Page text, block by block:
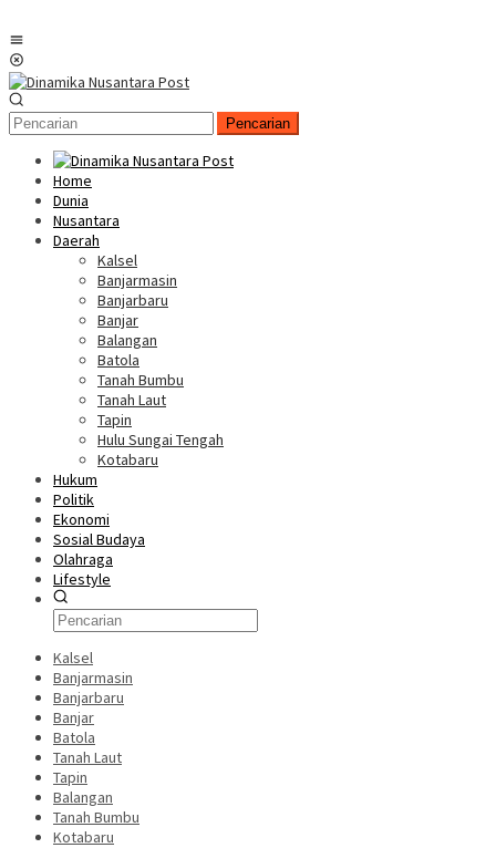
Pencarian
Home
Dunia
Nusantara
Daerah
Kalsel
Banjarmasin
Banjarbaru
Banjar
Balangan
Batola
Tanah Bumbu
Tanah Laut
Tapin
Hulu Sungai Tengah
Kotabaru
Hukum
Politik
Ekonomi
Sosial Budaya
Olahraga
Lifestyle
Kalsel
Banjarmasin
Banjarbaru
Banjar
Batola
Tanah Laut
Tapin
Balangan
Tanah Bumbu
Kotabaru